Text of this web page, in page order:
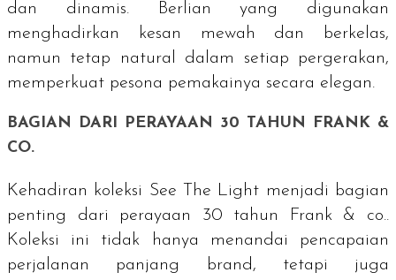
dan dinamis. Berlian yang digunakan
menghadirkan kesan mewah dan berkelas,
namun tetap natural dalam setiap pergerakan,
memperkuat pesona pemakainya secara elegan.
BAGIAN DARI PERAYAAN 30 TAHUN FRANK &
CO.
Kehadiran koleksi See The Light menjadi bagian
penting dari perayaan 30 tahun Frank & co..
Koleksi ini tidak hanya menandai pencapaian
perjalanan panjang
brand, tetapi juga